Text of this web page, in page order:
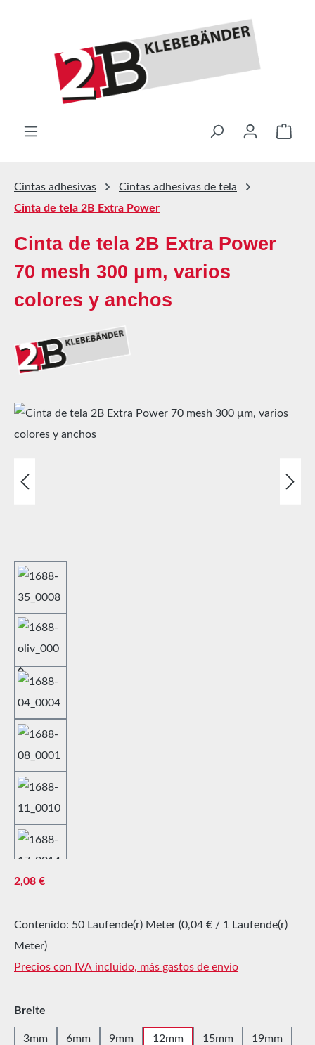
El
Cintas adhesivas
Cintas adhesivas de tela
Cinta de tela 2B Extra Power
Cinta de tela 2B Extra Power
70 mesh 300 μm, varios
colores y anchos
Omitir galería de imágenes
Precio normal:
2,08 €
Contenido: 50 Laufende(r) Meter (0,04 € / 1 Laufende(r)
Meter)
Precios con IVA incluido, más gastos de envío
Seleccione
Breite
3mm 6mm 9mm 12mm 15mm 19mm